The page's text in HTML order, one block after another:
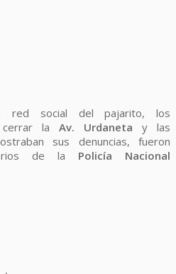
red social del pajarito, los
cerrar la Av. Urdaneta y las
sus denuncias, fueron
de la Policía Nacional